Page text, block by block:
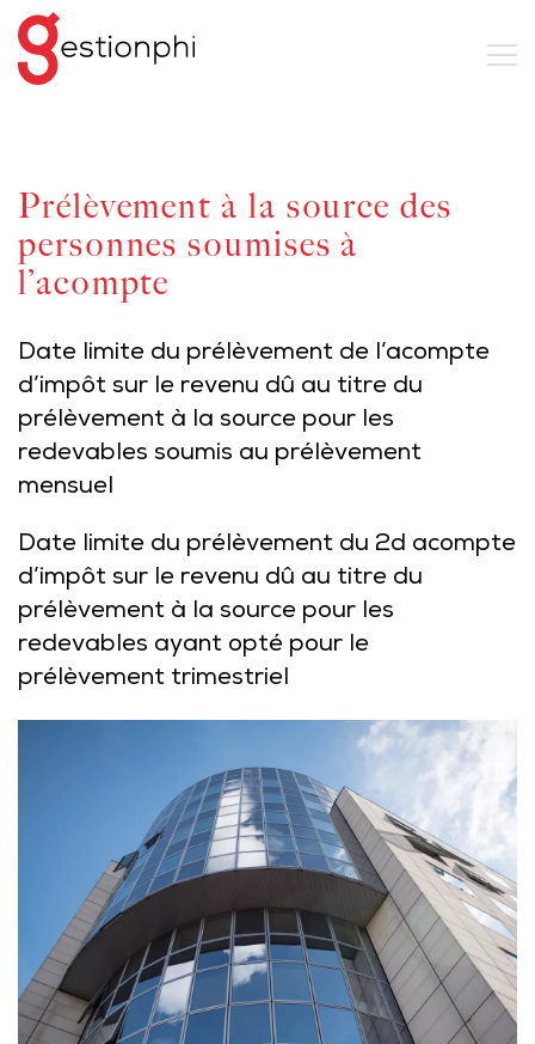
Prélèvement à la source des
personnes soumises à
l’acompte
Date limite du prélèvement de l’acompte
d’impôt sur le revenu dû au titre du
prélèvement à la source pour les
redevables soumis au prélèvement
mensuel
Date limite du prélèvement du 2d acompte
d’impôt sur le revenu dû au titre du
prélèvement à la source pour les
redevables ayant opté pour le
prélèvement trimestriel